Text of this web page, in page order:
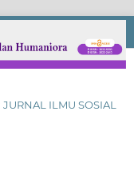
ILMU SOSIAL